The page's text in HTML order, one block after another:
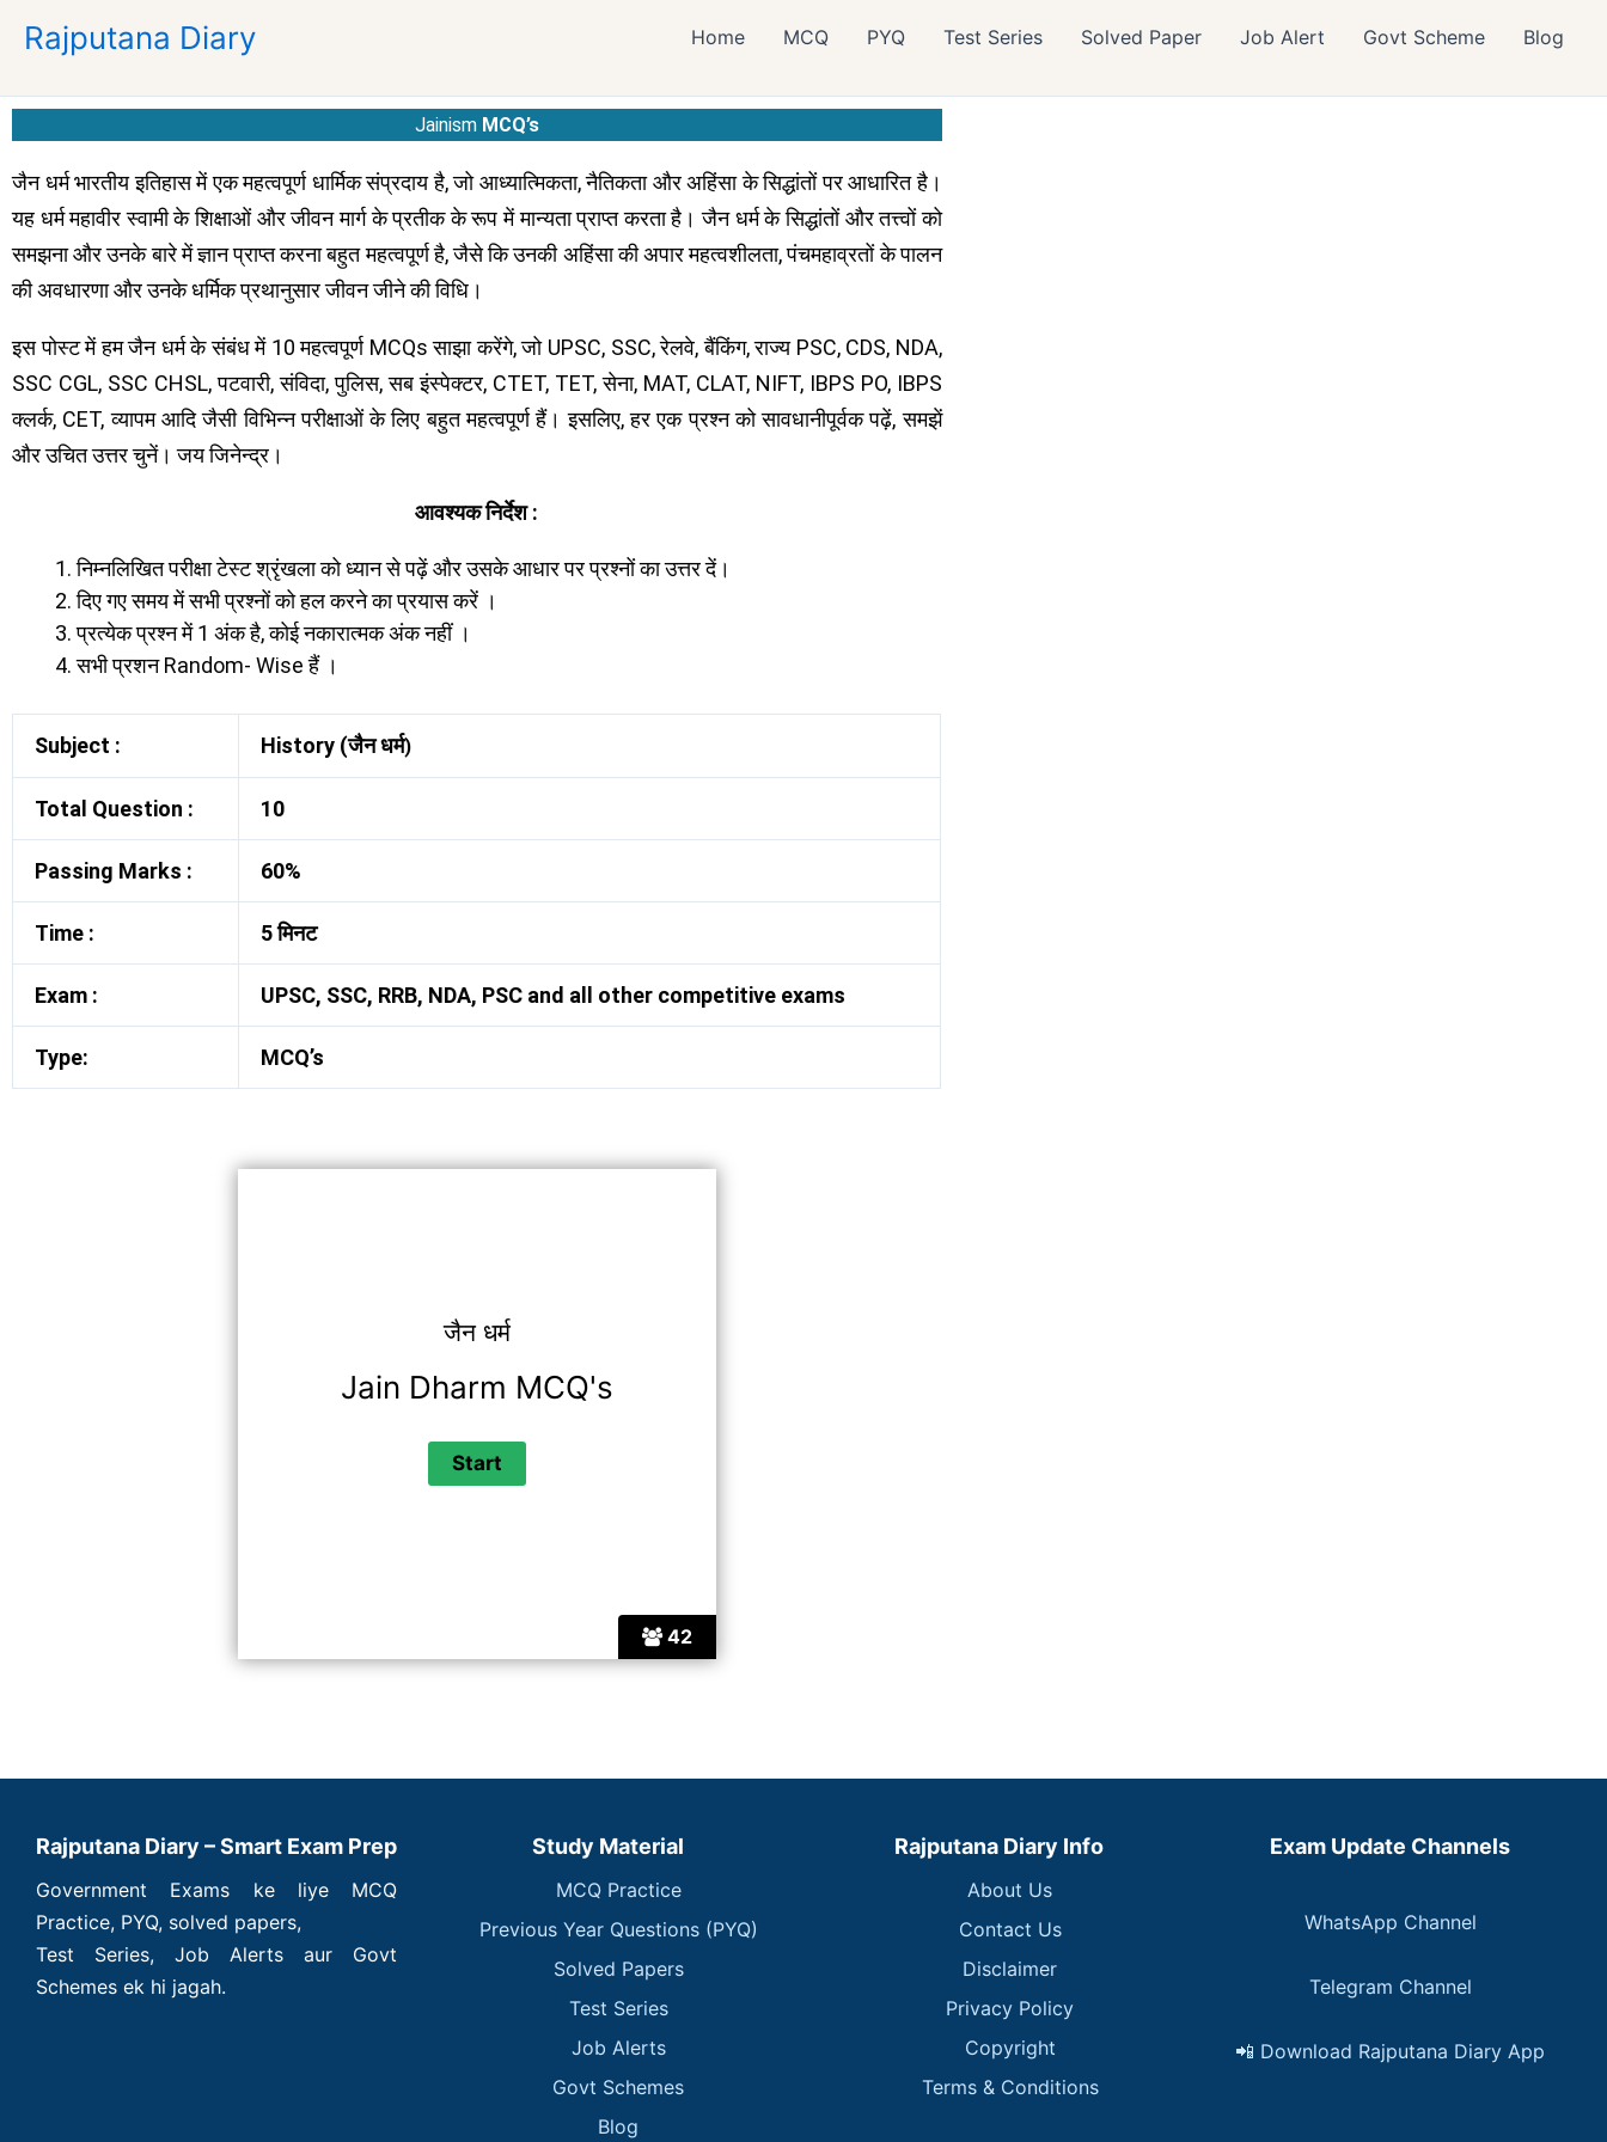
Rajputana Diary Home MCQ PYQ Test Series Solved Paper Job Alert Govt Scheme Blog
Jainism MCQ’s
जैन धर्म भारतीय इतिहास में एक महत्वपूर्ण धार्मिक संप्रदाय है, जो आध्यात्मिकता, नैतिकता और अहिंसा के सिद्धांतों पर आधारित है।
यह धर्म महावीर स्वामी के शिक्षाओं और जीवन मार्ग के प्रतीक के रूप में मान्यता प्राप्त करता है। जैन धर्म के सिद्धांतों और तत्त्वों को
समझना और उनके बारे में ज्ञान प्राप्त करना बहुत महत्वपूर्ण है, जैसे कि उनकी अहिंसा की अपार महत्वशीलता, पंचमहाव्रतों के पालन
की अवधारणा और उनके धर्मिक प्रथानुसार जीवन जीने की विधि।
इस पोस्ट में हम जैन धर्म के संबंध में 10 महत्वपूर्ण MCQs साझा करेंगे, जो UPSC, SSC, रेलवे, बैंकिंग, राज्य PSC, CDS, NDA,
SSC CGL, SSC CHSL, पटवारी, संविदा, पुलिस, सब इंस्पेक्टर, CTET, TET, सेना, MAT, CLAT, NIFT, IBPS PO, IBPS
क्लर्क, CET, व्यापम आदि जैसी विभिन्न परीक्षाओं के लिए बहुत महत्वपूर्ण हैं। इसलिए, हर एक प्रश्न को सावधानीपूर्वक पढ़ें, समझें
और उचित उत्तर चुनें। जय जिनेन्द्र।
आवश्यक निर्देश :
निम्नलिखित परीक्षा टेस्ट श्रृंखला को ध्यान से पढ़ें और उसके आधार पर प्रश्नों का उत्तर दें।
दिए गए समय में सभी प्रश्नों को हल करने का प्रयास करें ।
प्रत्येक प्रश्न में 1 अंक है, कोई नकारात्मक अंक नहीं ।
सभी प्रशन Random- Wise हैं ।
Subject : History (जैन धर्म)
Total Question : 10
Passing Marks : 60%
Time : 5 मिनट
Exam : UPSC, SSC, RRB, NDA, PSC and all other competitive exams
Type: MCQ’s
42
जैन धर्म
Jain Dharm MCQ's
Rajputana Diary – Smart Exam Prep
Government Exams ke liye MCQ
Practice, PYQ, solved papers,
Test Series, Job Alerts aur Govt
Schemes ek hi jagah.
Study Material
MCQ Practice
Previous Year Questions (PYQ)
Solved Papers
Test Series
Job Alerts
Govt Schemes
Blog
Rajputana Diary Info
About Us
Contact Us
Disclaimer
Privacy Policy
Copyright
Terms & Conditions
Exam Update Channels
WhatsApp Channel
Telegram Channel
📲 Download Rajputana Diary App